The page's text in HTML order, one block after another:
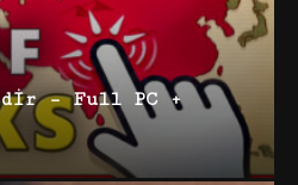
– Full PC +